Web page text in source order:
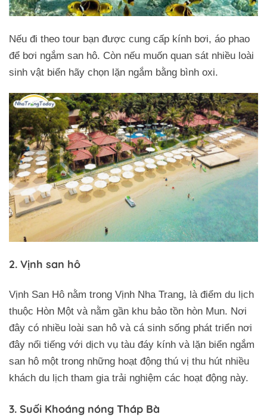
Nếu đi theo tour bạn được cung cấp kính bơi, áo phao
để bơi ngắm san hô. Còn nếu muốn quan sát nhiều loài
sinh vật biển hãy chọn lặn ngắm bằng bình oxi.
2. Vịnh san hô
Vịnh San Hô nằm trong Vịnh Nha Trang, là điểm du lịch
thuộc Hòn Một và nằm gần khu bảo tồn hòn Mun. Nơi
đây có nhiều loài san hô và cá sinh sống phát triển nơi
đây nổi tiếng với dịch vụ tàu đáy kính và lặn biển ngắm
san hô một trong những hoạt động thú vị thu hút nhiều
khách du lịch tham gia trải nghiệm các hoạt động này.
3. Suối Khoáng nóng Tháp Bà